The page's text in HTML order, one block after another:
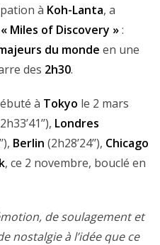
à Koh-Lanta, a
« Miles of Discovery »:
du monde en une
des 2h30.
à Tokyo le 2 mars
Londres
Berlin (2h28’24’’), Chicago
, ce 2 novembre, bouclé en
de soulagement et
nostalgie à l’idée que ce